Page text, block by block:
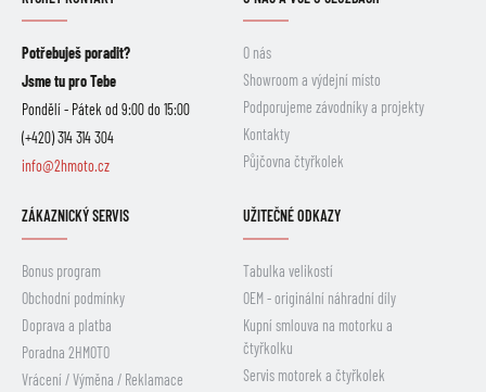
Potřebuješ poradit?
Jsme tu pro Tebe
Pondělí - Pátek od 9:00 do 15:00
(+420) 314 314 304
info@2hmoto.cz
O nás
Showroom a výdejní místo
Podporujeme závodníky a projekty
Kontakty
Půjčovna čtyřkolek
ZÁKAZNICKÝ SERVIS
Bonus program
Obchodní podmínky
Doprava a platba
Poradna 2HMOTO
Vrácení / Výměna / Reklamace
UŽITEČNÉ ODKAZY
Tabulka velikostí
OEM - originální náhradní díly
Kupní smlouva na motorku a
čtyřkolku
Servis motorek a čtyřkolek